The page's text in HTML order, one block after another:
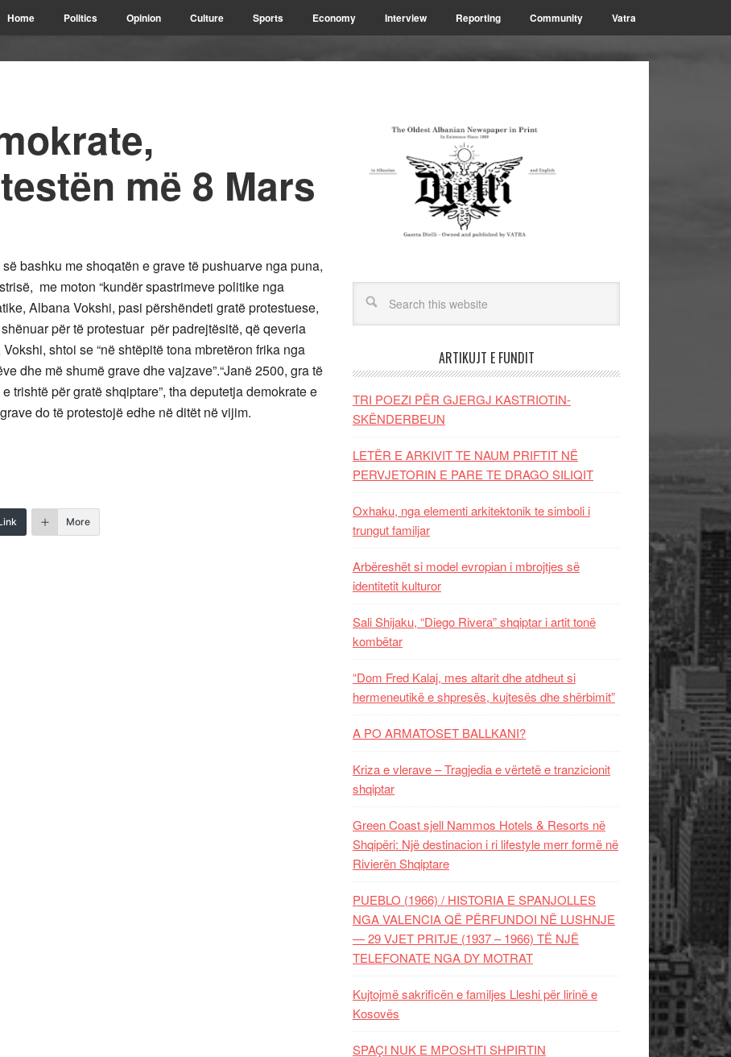
Home Politics Opinion Culture Sports Economy Interview Reporting Community Vatra
më 8 Mars
bashku me shoqatën e grave të pushuarve nga puna,
me moton “kundër spastrimeve politike nga
Albana Vokshi, pasi përshëndeti gratë protestuese,
për të protestuar për padrejtësitë, që qeveria
shtoi se “në shtëpitë tona mbretëron frika nga
dhe më shumë grave dhe vajzave”.“Janë 2500, gra të
trishtë për gratë shqiptare”, tha deputetja demokrate e
do të protestojë edhe në ditët në vijim.
More
ARTIKUJT E FUNDIT
TRI POEZI PËR GJERGJ KASTRIOTIN-
SKËNDERBEUN
LETËR E ARKIVIT TE NAUM PRIFTIT NË
PERVJETORIN E PARE TE DRAGO SILIQIT
Oxhaku, nga elementi arkitektonik te simboli i
trungut familjar
Arbëreshët si model evropian i mbrojtjes së
identitetit kulturor
Sali Shijaku, “Diego Rivera” shqiptar i artit tonë
kombëtar
“Dom Fred Kalaj, mes altarit dhe atdheut si
hermeneutikë e shpresës, kujtesës dhe shërbimit”
A PO ARMATOSET BALLKANI?
Kriza e vlerave – Tragjedia e vërtetë e tranzicionit
shqiptar
Green Coast sjell Nammos Hotels & Resorts në
Shqipëri: Një destinacion i ri lifestyle merr formë në
Rivierën Shqiptare
PUEBLO (1966) / HISTORIA E SPANJOLLES
NGA VALENCIA QË PËRFUNDOI NË LUSHNJE
— 29 VJET PRITJE (1937 – 1966) TË NJË
TELEFONATE NGA DY MOTRAT
Kujtojmë sakrificën e familjes Lleshi për lirinë e
Kosovës
SPAÇI NUK E MPOSHTI SHPIRTIN